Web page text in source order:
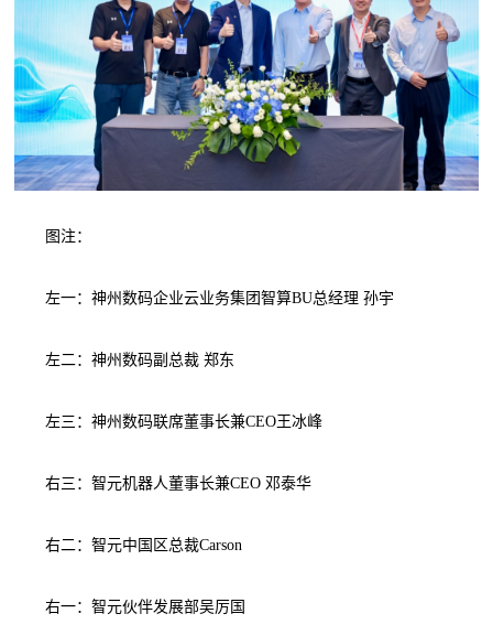
图注：
左一：神州数码企业云业务集团智算BU总经理 孙宇
左二：神州数码副总裁 郑东
左三：神州数码联席董事长兼CEO王冰峰
右三：智元机器人董事长兼CEO 邓泰华
右二：智元中国区总裁Carson
右一：智元伙伴发展部吴厉国